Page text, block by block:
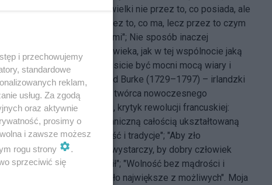
"Człowiek jest wielki nie przez to, co posiada, ale
kim jest, nie przez to, co ma, lecz przez to czym
dzieli się z innymi"; Nie sposób inaczej
zrozumieć Człowieka, jak w tej wspólnocie jaką
jest Naród"; "Musicie być mocni mocą wiary i
nadziei". Edmund Burke (1729–1797) – irlandzki
filozof i polityk, twórca nowoczesnego
konserwatyzmu, krytyk rewolucji francuskiej:
"Naród jest organiczną całością ukształtowaną
przez przeszłość i tradycje"; "Aby zło
zatriumfowało, wystarczy, by dobry człowiek
niczego nie robił"; "Wolność bez mądrości i
cnoty? To jest zło największe z możliwych". Moja
i przechowujemy
standardowe
reklam,
usług. Za zgodą
oraz aktywnie
prosimy o
i zawsze możesz
rogu strony
.
sprzeciwić się